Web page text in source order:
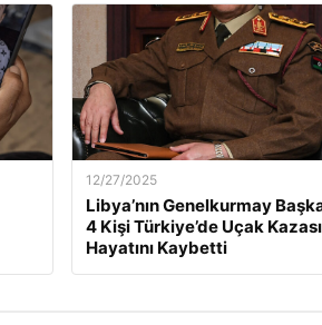
12/27/2025
Libya’nın Genelkurmay
4 Kişi Türkiye’de Uçak
Hayatını Kaybetti